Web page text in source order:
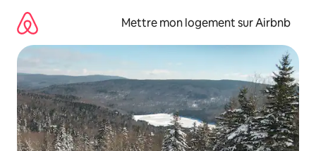
directement
contenu
Mettre mon logement sur Airbnb